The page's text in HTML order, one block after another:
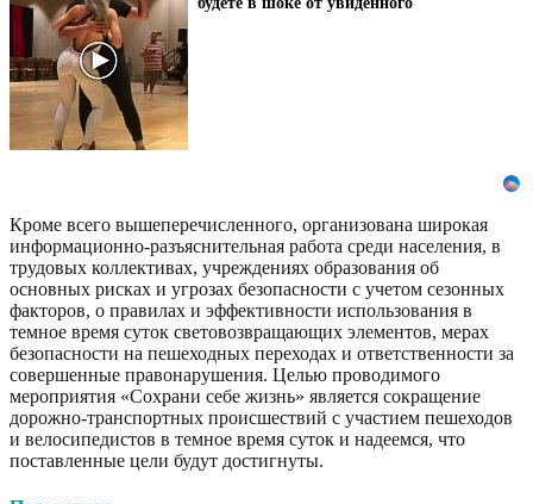
Кроме всего вышеперечисленного, организована широкая
информационно-разъяснительная работа среди населения, в
трудовых коллективах, учреждениях образования об
основных рисках и угрозах безопасности с учетом сезонных
факторов, о правилах и эффективности использования в
темное время суток световозвращающих элементов, мерах
безопасности на пешеходных переходах и ответственности за
совершенные правонарушения. Целью проводимого
мероприятия «Сохрани себе жизнь» является сокращение
дорожно-транспортных происшествий с участием пешеходов
и велосипедистов в темное время суток и надеемся, что
поставленные цели будут достигнуты.